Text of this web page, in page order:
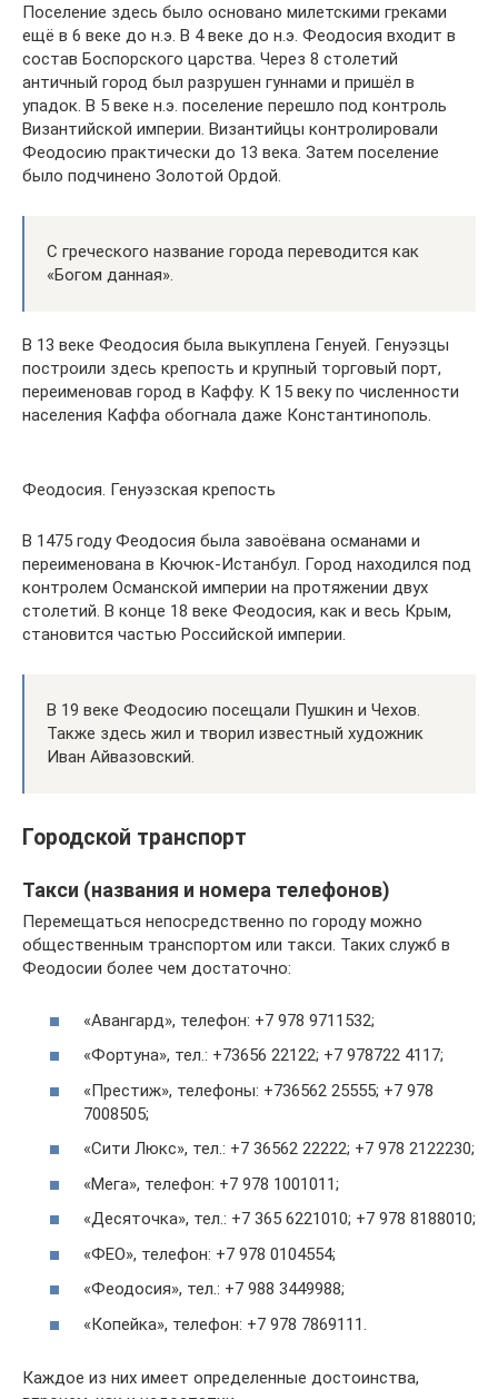
Поселение здесь было основано милетскими греками
ещё в 6 веке до н.э. В 4 веке до н.э. Феодосия входит в
состав Боспорского царства. Через 8 столетий
античный город был разрушен гуннами и пришёл в
упадок. В 5 веке н.э. поселение перешло под контроль
Византийской империи. Византийцы контролировали
Феодосию практически до 13 века. Затем поселение
было подчинено Золотой Ордой.
С греческого название города переводится как
«Богом данная».
В 13 веке Феодосия была выкуплена Генуей. Генуэзцы
построили здесь крепость и крупный торговый порт,
переименовав город в Каффу. К 15 веку по численности
населения Каффа обогнала даже Константинополь.
Феодосия. Генуэзская крепость
В 1475 году Феодосия была завоёвана османами и
переименована в Кючюк-Истанбул. Город находился под
контролем Османской империи на протяжении двух
столетий. В конце 18 веке Феодосия, как и весь Крым,
становится частью Российской империи.
В 19 веке Феодосию посещали Пушкин и Чехов.
Также здесь жил и творил известный художник
Иван Айвазовский.
Городской транспорт
Такси (названия и номера телефонов)
Перемещаться непосредственно по городу можно
общественным транспортом или такси. Таких служб в
Феодосии более чем достаточно:
«Авангард», телефон: +7 978 9711532;
«Фортуна», тел.: +73656 22122; +7 978722 4117;
«Престиж», телефоны: +736562 25555; +7 978
7008505;
«Сити Люкс», тел.: +7 36562 22222; +7 978 2122230;
«Мега», телефон: +7 978 1001011;
«Десяточка», тел.: +7 365 6221010; +7 978 8188010;
«ФЕО», телефон: +7 978 0104554;
«Феодосия», тел.: +7 988 3449988;
«Копейка», телефон: +7 978 7869111.
Каждое из них имеет определенные достоинства,